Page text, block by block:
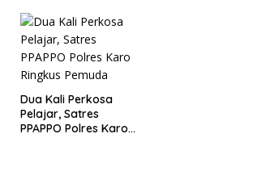
Dua Kali Perkosa
Pelajar, Satres
PPAPPO Polres Karo